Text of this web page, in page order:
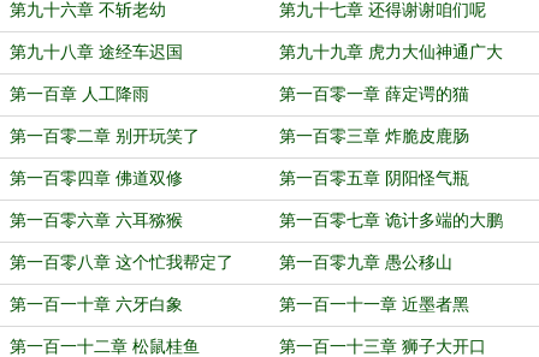
第九十六章 不斩老幼 第九十七章 还得谢谢咱们呢
第九十八章 途经车迟国 第九十九章 虎力大仙神通广大
第一百章 人工降雨 第一百零一章 薛定谔的猫
第一百零二章 别开玩笑了 第一百零三章 炸脆皮鹿肠
第一百零四章 佛道双修 第一百零五章 阴阳怪气瓶
第一百零六章 六耳猕猴 第一百零七章 诡计多端的大鹏
第一百零八章 这个忙我帮定了 第一百零九章 愚公移山
第一百一十章 六牙白象 第一百一十一章 近墨者黑
第一百一十二章 松鼠桂鱼 第一百一十三章 狮子大开口